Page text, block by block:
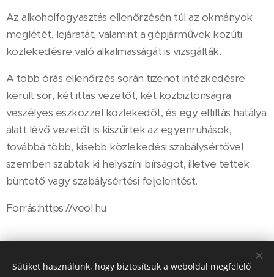
Az alkoholfogyasztás ellenőrzésén túl az okmányok
meglétét, lejáratát, valamint a gépjárművek közúti
közlekedésre való alkalmasságát is vizsgálták.
A több órás ellenőrzés során tizenöt intézkedésre
került sor, két ittas vezetőt, két közbiztonságra
veszélyes eszközzel közlekedőt, és egy eltiltás hatálya
alatt lévő vezetőt is kiszűrtek az egyenruhások,
továbbá több, kisebb közlekedési szabálysértővel
szemben szabtak ki helyszíni bírságot, illetve tettek
büntető vagy szabálysértési feljelentést.
Forrás:https://veol.hu
Sütiket használunk, hogy biztosítsuk a weboldal megfelelő